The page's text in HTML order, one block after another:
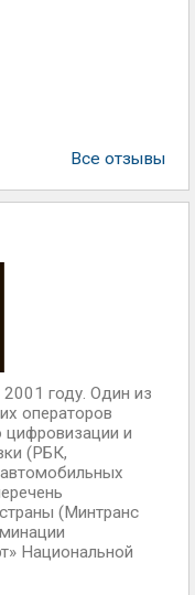
Все отзывы
году. Один из
операторов
цифровизации и
(РБК,
(Минтранс
Национальной